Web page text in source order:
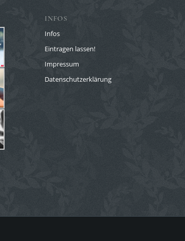
INFOS
Infos
Eintragen lassen!
Impressum
Datenschutzerklärung